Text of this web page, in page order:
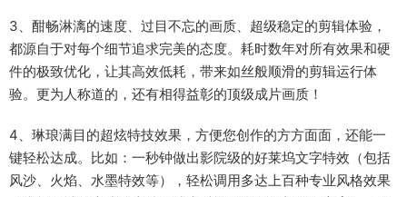
3、酣畅淋漓的速度、过目不忘的画质、超级稳定的剪辑体验，
都源自于对每个细节追求完美的态度。耗时数年对所有效果和硬
件的极致优化，让其高效低耗，带来如丝般顺滑的剪辑运行体
验。更为人称道的，还有相得益彰的顶级成片画质！
4、琳琅满目的超炫特技效果，方便您创作的方方面面，还能一
键轻松达成。比如：一秒钟做出影院级的好莱坞文字特效（包括
风沙、火焰、水墨特效等），轻松调用多达上百种专业风格效果